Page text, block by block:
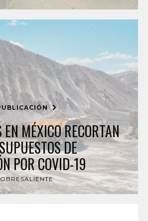
MÉXICO RECORTAN
DE
POR COVID-19